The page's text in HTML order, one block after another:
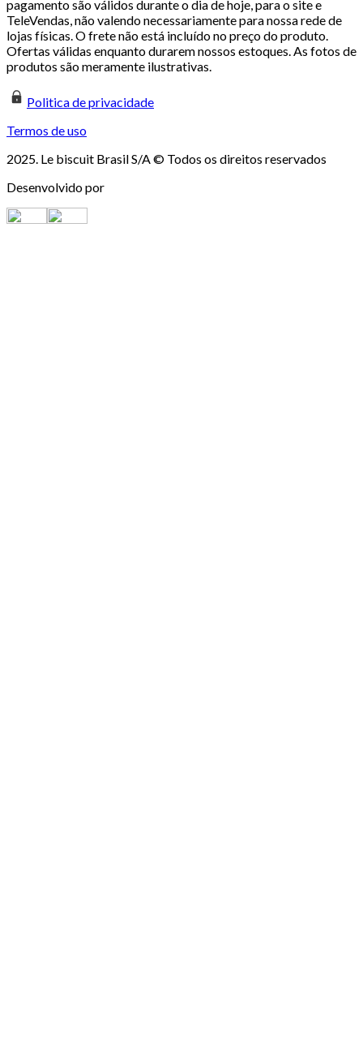
pagamento são válidos durante o dia de hoje, para o site e
TeleVendas, não valendo necessariamente para nossa rede de
lojas físicas. O frete não está incluído no preço do produto.
Ofertas válidas enquanto durarem nossos estoques. As fotos de
produtos são meramente ilustrativas.
Politica de privacidade
Termos de uso
2025. Le biscuit Brasil S/A © Todos os direitos reservados
Desenvolvido por